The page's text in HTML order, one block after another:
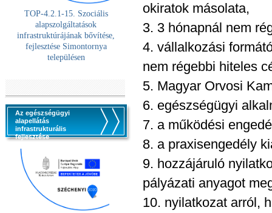
TOP-4.2.1-15. Szociális
alapszolgáltatások
infrastruktúrájának bővítése,
fejlesztése Simontornya
településen
Az egészségügyi
alapellátás
infrastrukturális
fejlesztése
okiratok másolata,
3. 3 hónapnál nem
4. vállalkozási
nem régebbi hiteles
5. Magyar Orvosi
6. egészségügyi
7. a működési
8. a praxisengedély
9. hozzájáruló
pályázati anyagot
10. nyilatkozat arról,